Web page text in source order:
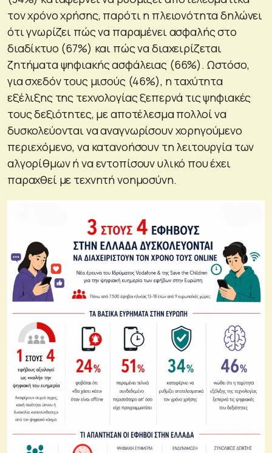
τον χρόνο χρήσης, παρότι η πλειονότητα δηλώνει
ότι γνωρίζει πώς να παραμένει ασφαλής στο
διαδίκτυο (67%) και πώς να διαχειρίζεται
ζητήματα ψηφιακής ασφάλειας (66%). Ωστόσο,
για σχεδόν τους μισούς (46%), η ταχύτητα
εξέλιξης της τεχνολογίας ξεπερνά τις ψηφιακές
τους δεξιότητες, με αποτέλεσμα πολλοί να
δυσκολεύονται να αναγνωρίσουν χορηγούμενο
περιεχόμενο, να κατανοήσουν τη λειτουργία των
αλγορίθμων ή να εντοπίσουν υλικό που έχει
παραχθεί με τεχνητή νοημοσύνη.